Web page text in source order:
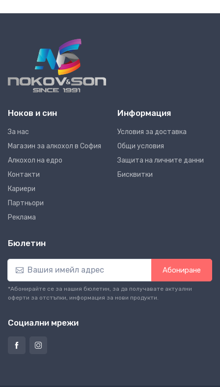
Ноков и син
За нас
Магазин за алкохол в София
Алкохол на едро
Контакти
Кариери
Партньори
Реклама
Информация
Условия за доставка
Общи условия
Защита на личните данни
Бисквитки
Бюлетин
Абониране
*Абонирайте се за нашия бюлетин, за да получавате актуални
оферти за отстъпки, информация за нови продукти.
Социални мрежи